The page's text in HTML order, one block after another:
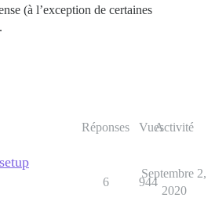
(à l’exception de certaines
Réponses VuesActivité
6 944
Septembre 2,
2020